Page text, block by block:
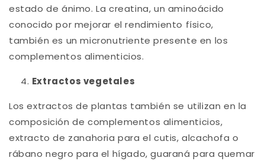
estado de ánimo. La creatina, un aminoácido
conocido por mejorar el rendimiento físico,
también es un micronutriente presente en los
complementos alimenticios.
Extractos vegetales
Los extractos de plantas también se utilizan en la
composición de complementos alimenticios,
extracto de zanahoria para el cutis, alcachofa o
rábano negro para el hígado, guaraná para quemar